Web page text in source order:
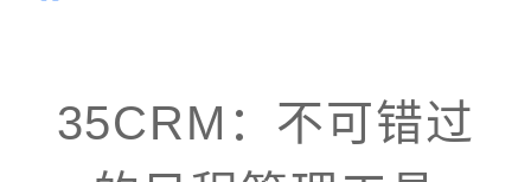
35CRM：不可错过